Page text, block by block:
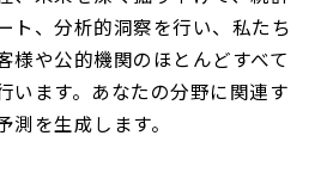
ト、分析的洞察を行い、私たち
様や公的機関のほとんどすべて
います。あなたの分野に関連す
を生成します。